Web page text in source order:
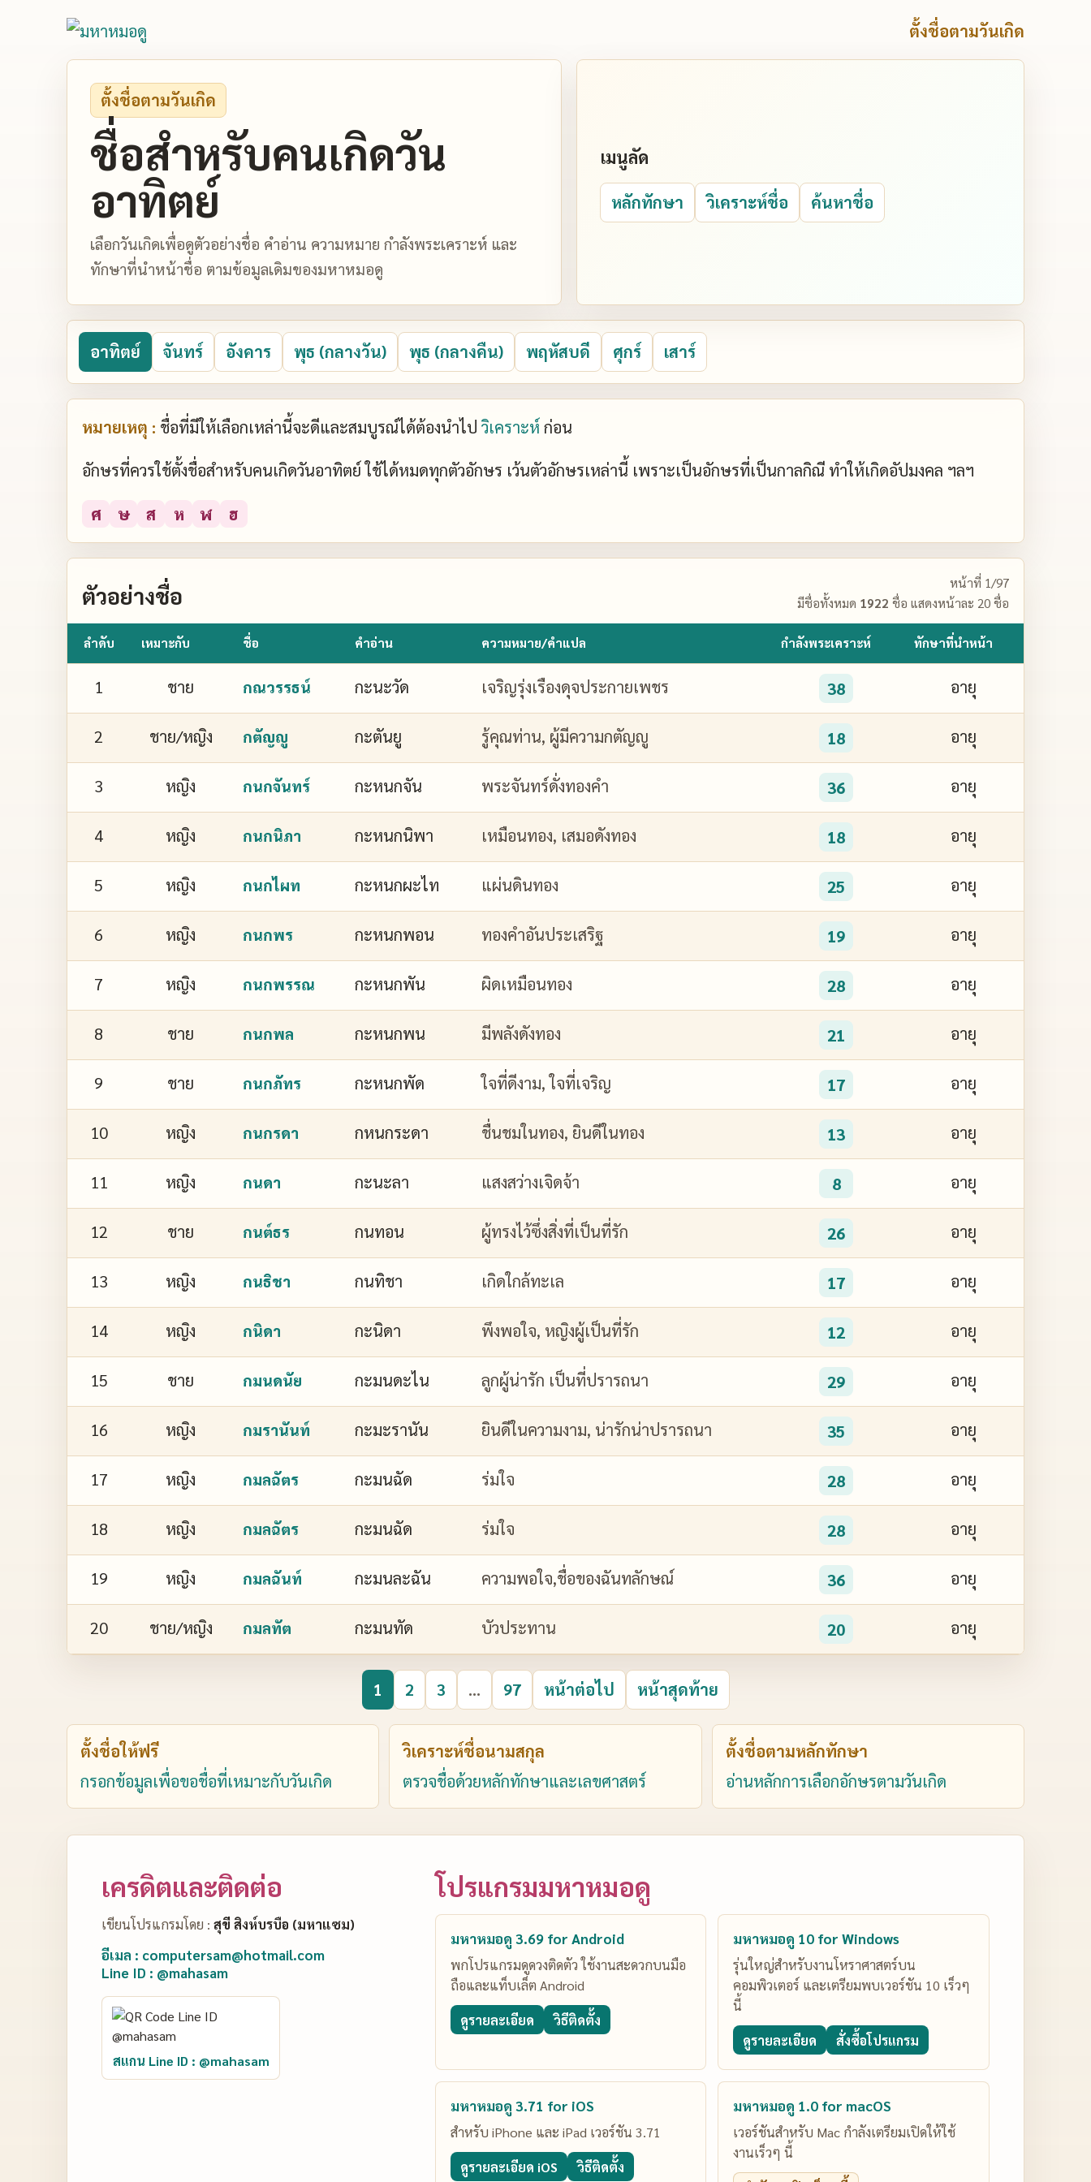
ตั้งชื่อตามวันเกิด
ตั้งชื่อตามวันเกิด
ชื่อสำหรับคนเกิดวัน
อาทิตย์
เลือกวันเกิดเพื่อดูตัวอย่างชื่อ คำอ่าน ความหมาย กำลังพระเคราะห์ และ
ทักษาที่นำหน้าชื่อ ตามข้อมูลเดิมของมหาหมอดู
เมนูลัด
หลักทักษา วิเคราะห์ชื่อ ค้นหาชื่อ
อาทิตย์ จันทร์ อังคาร พุธ (กลางวัน) พุธ (กลางคืน) พฤหัสบดี ศุกร์ เสาร์
หมายเหตุ : ชื่อที่มีให้เลือกเหล่านี้จะดีและสมบูรณ์ได้ต้องนำไป วิเคราะห์ ก่อน
อักษรที่ควรใช้ตั้งชื่อสำหรับคนเกิดวันอาทิตย์ ใช้ได้หมดทุกตัวอักษร เว้นตัวอักษรเหล่านี้ เพราะเป็นอักษรที่เป็นกาลกิณี ทำให้เกิดอัปมงคล ฯลฯ
ศ ษ ส ห ฬ ฮ
ตัวอย่างชื่อ
หน้าที่ 1/97
มีชื่อทั้งหมด 1922 ชื่อ แสดงหน้าละ 20 ชื่อ
ลำดับ เหมาะกับ ชื่อ คำอ่าน ความหมาย/คำแปล กำลังพระเคราะห์ ทักษาที่นำหน้า
1 ชาย กณวรรธน์ กะนะวัด เจริญรุ่งเรืองดุจประกายเพชร 38 อายุ
2 ชาย/หญิง กตัญญู กะตันยู รู้คุณท่าน, ผู้มีความกตัญญู 18 อายุ
3 หญิง กนกจันทร์ กะหนกจัน พระจันทร์ดั่งทองคำ 36 อายุ
4 หญิง กนกนิภา กะหนกนิพา เหมือนทอง, เสมอดังทอง 18 อายุ
5 หญิง กนกไผท กะหนกผะไท แผ่นดินทอง 25 อายุ
6 หญิง กนกพร กะหนกพอน ทองคำอันประเสริฐ 19 อายุ
7 หญิง กนกพรรณ กะหนกพัน ผิดเหมือนทอง 28 อายุ
8 ชาย กนกพล กะหนกพน มีพลังดังทอง 21 อายุ
9 ชาย กนกภัทร กะหนกพัด ใจที่ดีงาม, ใจที่เจริญ 17 อายุ
10 หญิง กนกรดา กหนกระดา ชื่นชมในทอง, ยินดีในทอง 13 อายุ
11 หญิง กนดา กะนะลา แสงสว่างเจิดจ้า 8 อายุ
12 ชาย กนต์ธร กนทอน ผู้ทรงไว้ซึ่งสิ่งที่เป็นที่รัก 26 อายุ
13 หญิง กนธิชา กนทิชา เกิดใกล้ทะเล 17 อายุ
14 หญิง กนิดา กะนิดา พึงพอใจ, หญิงผู้เป็นที่รัก 12 อายุ
15 ชาย กมนดนัย กะมนดะไน ลูกผู้น่ารัก เป็นที่ปรารถนา 29 อายุ
16 หญิง กมรานันท์ กะมะรานัน ยินดีในความงาม, น่ารักน่าปรารถนา 35 อายุ
17 หญิง กมลฉัตร กะมนฉัด ร่มใจ 28 อายุ
18 หญิง กมลฉัตร กะมนฉัด ร่มใจ 28 อายุ
19 หญิง กมลฉันท์ กะมนละฉัน ความพอใจ,ชื่อของฉันทลักษณ์ 36 อายุ
20 ชาย/หญิง กมลทัต กะมนทัด บัวประทาน 20 อายุ
1 2 3 ... 97 หน้าต่อไป หน้าสุดท้าย
ตั้งชื่อให้ฟรี
กรอกข้อมูลเพื่อขอชื่อที่เหมาะกับวันเกิด
วิเคราะห์ชื่อนามสกุล
ตรวจชื่อด้วยหลักทักษาและเลขศาสตร์
ตั้งชื่อตามหลักทักษา
อ่านหลักการเลือกอักษรตามวันเกิด
เครดิตและติดต่อ
เขียนโปรแกรมโดย : สุขี สิงห์บรบือ (มหาแซม)
อีเมล : computersam@hotmail.com
Line ID : @mahasam
สแกน Line ID : @mahasam
โปรแกรมมหาหมอดู
มหาหมอดู 3.69 for Android
พกโปรแกรมดูดวงติดตัว ใช้งานสะดวกบนมือ
ถือและแท็บเล็ต Android
ดูรายละเอียด วิธีติดตั้ง
มหาหมอดู 10 for Windows
รุ่นใหญ่สำหรับงานโหราศาสตร์บน
คอมพิวเตอร์ และเตรียมพบเวอร์ชัน 10 เร็วๆ
นี้
ดูรายละเอียด สั่งซื้อโปรแกรม
มหาหมอดู 3.71 for iOS
สำหรับ iPhone และ iPad เวอร์ชัน 3.71
ดูรายละเอียด iOS วิธีติดตั้ง
มหาหมอดู 1.0 for macOS
เวอร์ชันสำหรับ Mac กำลังเตรียมเปิดให้ใช้
งานเร็วๆ นี้